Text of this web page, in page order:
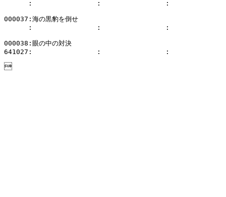
:                :                :
000037:海の黒豹を倒せ
:                :                :
000038:眼の中の対決
